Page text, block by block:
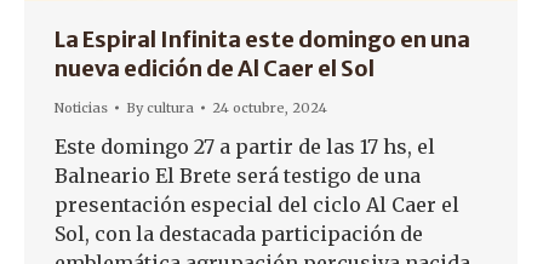
La Espiral Infinita este domingo en una
nueva edición de Al Caer el Sol
Noticias Bycultura 24 octubre, 2024
Este domingo 27 a partir de las 17 hs, el
Balneario El Brete será testigo de una
presentación especial del ciclo Al Caer el
Sol, con la destacada participación de